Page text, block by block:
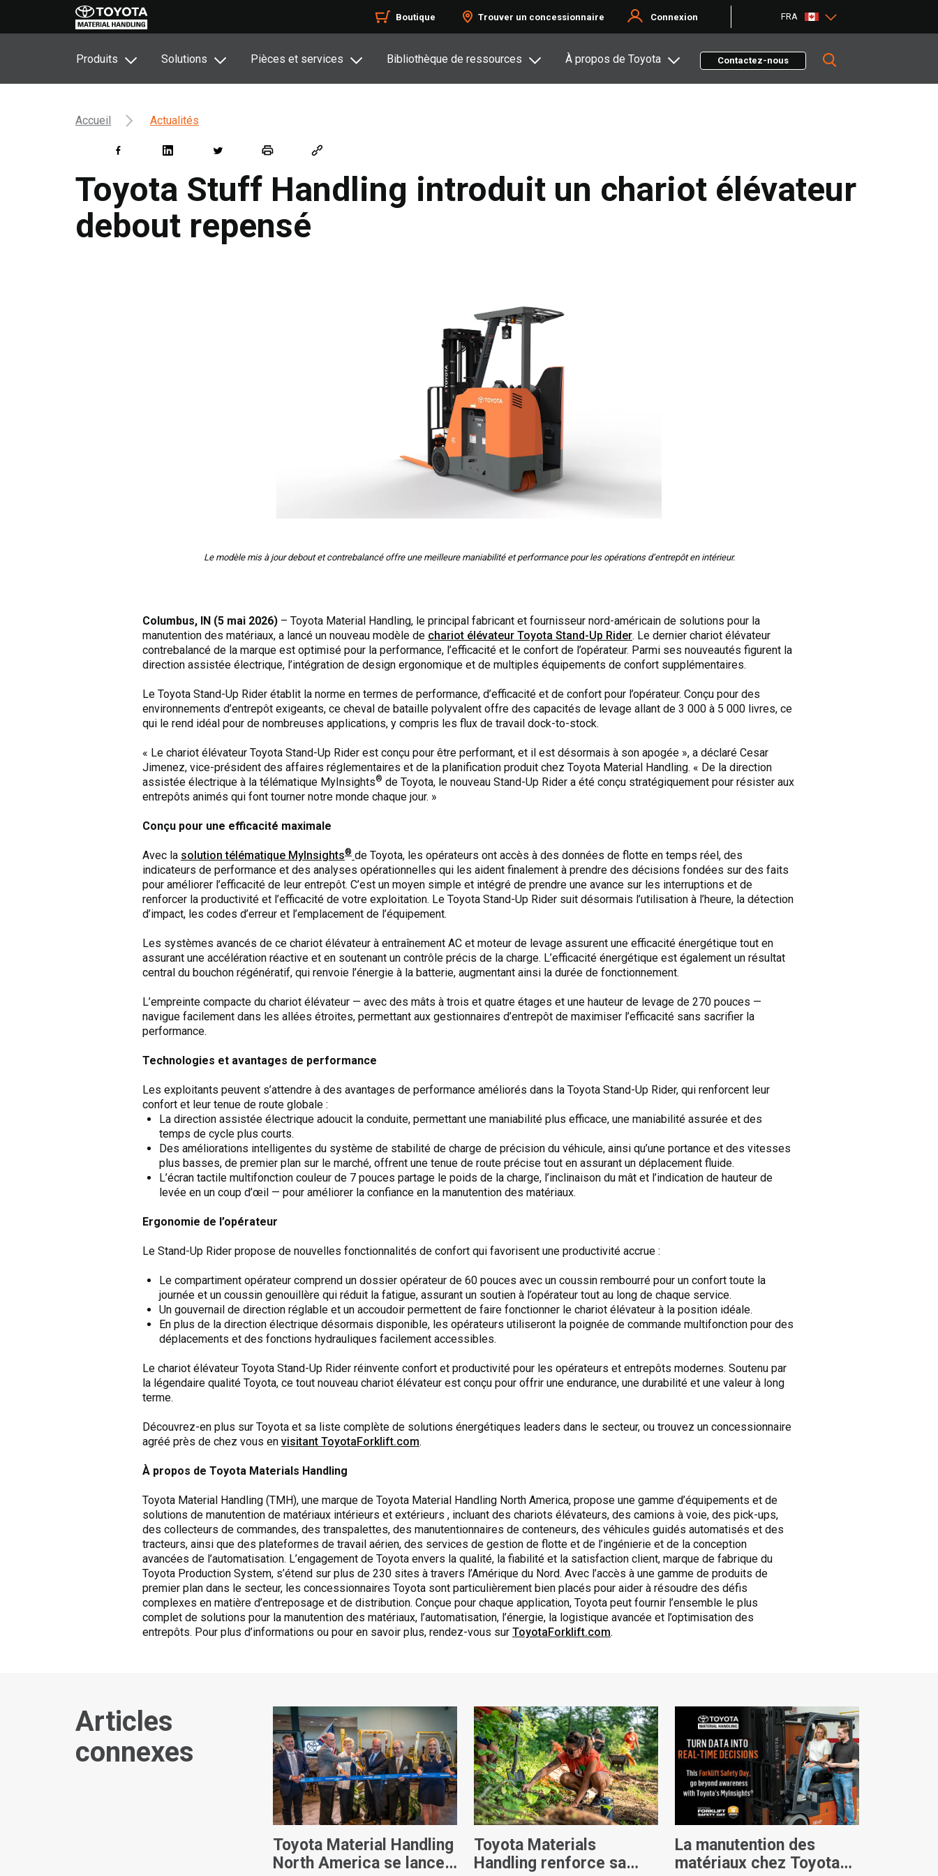
Boutique Trouver un concessionnaire Connexion FRA
Produits Solutions Pièces et services Bibliothèque de ressources À propos de Toyota Contactez-nous
Accueil Actualités
Toyota Stuff Handling introduit un chariot élévateur
debout repensé
Le modèle mis à jour debout et contrebalancé offre une meilleure maniabilité et performance pour les opérations d’entrepôt en intérieur.
Columbus, IN (5 mai 2026) – Toyota Material Handling, le principal fabricant et fournisseur nord-américain de solutions pour la
manutention des matériaux, a lancé un nouveau modèle de chariot élévateur Toyota Stand-Up Rider. Le dernier chariot élévateur
contrebalancé de la marque est optimisé pour la performance, l’efficacité et le confort de l’opérateur. Parmi ses nouveautés figurent la
direction assistée électrique, l’intégration de design ergonomique et de multiples équipements de confort supplémentaires.
Le Toyota Stand-Up Rider établit la norme en termes de performance, d’efficacité et de confort pour l’opérateur. Conçu pour des
environnements d’entrepôt exigeants, ce cheval de bataille polyvalent offre des capacités de levage allant de 3 000 à 5 000 livres, ce
qui le rend idéal pour de nombreuses applications, y compris les flux de travail dock-to-stock.
« Le chariot élévateur Toyota Stand-Up Rider est conçu pour être performant, et il est désormais à son apogée », a déclaré Cesar
Jimenez, vice-président des affaires réglementaires et de la planification produit chez Toyota Material Handling. « De la direction
assistée électrique à la télématique MyInsights® de Toyota, le nouveau Stand-Up Rider a été conçu stratégiquement pour résister aux
entrepôts animés qui font tourner notre monde chaque jour. »
Conçu pour une efficacité maximale
Avec la solution télématique MyInsights® de Toyota, les opérateurs ont accès à des données de flotte en temps réel, des
indicateurs de performance et des analyses opérationnelles qui les aident finalement à prendre des décisions fondées sur des faits
pour améliorer l’efficacité de leur entrepôt. C’est un moyen simple et intégré de prendre une avance sur les interruptions et de
renforcer la productivité et l’efficacité de votre exploitation. Le Toyota Stand-Up Rider suit désormais l’utilisation à l’heure, la détection
d’impact, les codes d’erreur et l’emplacement de l’équipement.
Les systèmes avancés de ce chariot élévateur à entraînement AC et moteur de levage assurent une efficacité énergétique tout en
assurant une accélération réactive et en soutenant un contrôle précis de la charge. L’efficacité énergétique est également un résultat
central du bouchon régénératif, qui renvoie l’énergie à la batterie, augmentant ainsi la durée de fonctionnement.
L’empreinte compacte du chariot élévateur — avec des mâts à trois et quatre étages et une hauteur de levage de 270 pouces —
navigue facilement dans les allées étroites, permettant aux gestionnaires d’entrepôt de maximiser l’efficacité sans sacrifier la
performance.
Technologies et avantages de performance
Les exploitants peuvent s’attendre à des avantages de performance améliorés dans la Toyota Stand-Up Rider, qui renforcent leur
confort et leur tenue de route globale :
La direction assistée électrique adoucit la conduite, permettant une maniabilité plus efficace, une maniabilité assurée et des
temps de cycle plus courts.
Des améliorations intelligentes du système de stabilité de charge de précision du véhicule, ainsi qu’une portance et des vitesses
plus basses, de premier plan sur le marché, offrent une tenue de route précise tout en assurant un déplacement fluide.
L’écran tactile multifonction couleur de 7 pouces partage le poids de la charge, l’inclinaison du mât et l’indication de hauteur de
levée en un coup d’œil — pour améliorer la confiance en la manutention des matériaux.
Ergonomie de l’opérateur
Le Stand-Up Rider propose de nouvelles fonctionnalités de confort qui favorisent une productivité accrue :
Le compartiment opérateur comprend un dossier opérateur de 60 pouces avec un coussin rembourré pour un confort toute la
journée et un coussin genouillère qui réduit la fatigue, assurant un soutien à l’opérateur tout au long de chaque service.
Un gouvernail de direction réglable et un accoudoir permettent de faire fonctionner le chariot élévateur à la position idéale.
En plus de la direction électrique désormais disponible, les opérateurs utiliseront la poignée de commande multifonction pour des
déplacements et des fonctions hydrauliques facilement accessibles.
Le chariot élévateur Toyota Stand-Up Rider réinvente confort et productivité pour les opérateurs et entrepôts modernes. Soutenu par
la légendaire qualité Toyota, ce tout nouveau chariot élévateur est conçu pour offrir une endurance, une durabilité et une valeur à long
terme.
Découvrez-en plus sur Toyota et sa liste complète de solutions énergétiques leaders dans le secteur, ou trouvez un concessionnaire
agréé près de chez vous en visitant ToyotaForklift.com.
À propos de Toyota Materials Handling
Toyota Material Handling (TMH), une marque de Toyota Material Handling North America, propose une gamme d’équipements et de
solutions de manutention de matériaux intérieurs et extérieurs , incluant des chariots élévateurs, des camions à voie, des pick-ups,
des collecteurs de commandes, des transpalettes, des manutentionnaires de conteneurs, des véhicules guidés automatisés et des
tracteurs, ainsi que des plateformes de travail aérien, des services de gestion de flotte et de l’ingénierie et de la conception
avancées de l’automatisation. L’engagement de Toyota envers la qualité, la fiabilité et la satisfaction client, marque de fabrique du
Toyota Production System, s’étend sur plus de 230 sites à travers l’Amérique du Nord. Avec l’accès à une gamme de produits de
premier plan dans le secteur, les concessionnaires Toyota sont particulièrement bien placés pour aider à résoudre des défis
complexes en matière d’entreposage et de distribution. Conçue pour chaque application, Toyota peut fournir l’ensemble le plus
complet de solutions pour la manutention des matériaux, l’automatisation, l’énergie, la logistique avancée et l’optimisation des
entrepôts. Pour plus d’informations ou pour en savoir plus, rendez-vous sur ToyotaForklift.com.
Articles
connexes
Toyota Material Handling
North America se lance
Toyota Materials
Handling renforce sa
La manutention des
matériaux chez Toyota